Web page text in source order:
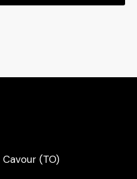
Cavour (TO)